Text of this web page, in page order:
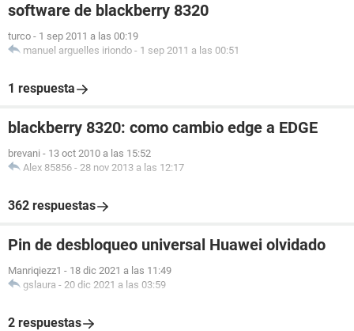
software de blackberry 8320
turco - 1 sep 2011 a las 00:19
manuel arguelles iriondo - 1 sep 2011 a las 00:51
1 respuesta
blackberry 8320: como cambio edge a EDGE
brevani - 13 oct 2010 a las 15:52
Alex 85856 - 28 nov 2013 a las 12:17
362 respuestas
Pin de desbloqueo universal Huawei olvidado
Manriqiezz1 - 18 dic 2021 a las 11:49
gslaura - 20 dic 2021 a las 03:59
2 respuestas